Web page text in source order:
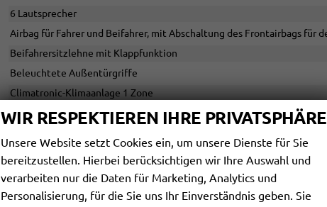
6 Lautsprecher
Airbag für Fahrer und Beifahrer, mit Abschaltung des Frontairbags für
Beifahrersitzlehne mit Klappfunktion
Beleuchtete Außentürgriffe
Climatronic-Klimaanlage 1 Zone
Dekoreinlagen in Mat Pyritsilber
Grauer Dachhimmel
Hauptairbagsystem für Vorder- und Fondpassagiere, inkl.
WIR RESPEKTIEREN IHRE PRIVATSPHÄRE
Unsere Website setzt Cookies ein, um unsere Dienste für Sie
bereitzustellen. Hierbei berücksichtigen wir Ihre Auswahl und
verarbeiten nur die Daten für Marketing, Analytics und
Personalisierung, für die Sie uns Ihr Einverständnis geben. Sie